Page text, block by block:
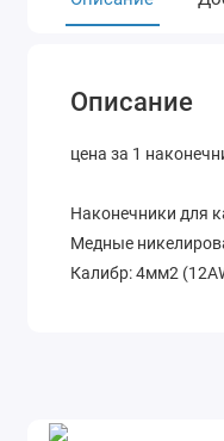
Описание
цена за 1
Наконечники для
Медные
Калибр: 4мм2